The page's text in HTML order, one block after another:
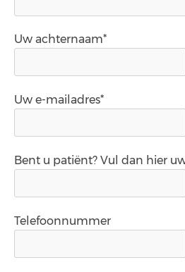
Uw achternaam*
Uw e-mailadres*
Bent u patiënt? Vul dan hier
Telefoonnummer